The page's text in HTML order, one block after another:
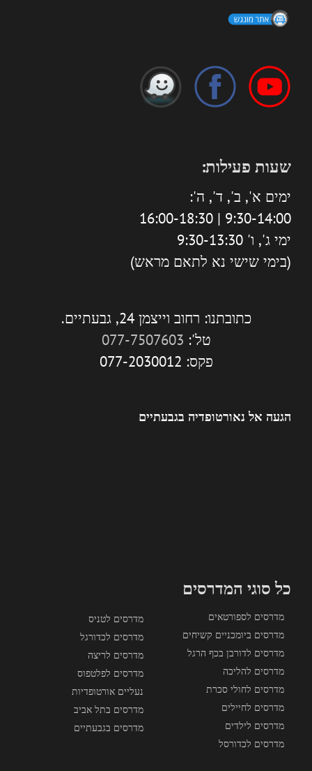
שעות פעילות:
ימים א', ב', ד', ה':
9:30-14:00 | 16:00-18:30
ימי ג', ו' 9:30-13:30
(בימי שישי נא לתאם מראש)
כתובתנו: רחוב וייצמן 24, גבעתיים.
טל': 077-7507603
פקס: 077-2030012
הגעה אל נאורטופדיה בגבעתיים
כל סוגי המדרסים
מדרסים לספורטאים
מדרסים ביומכניים קשיחים
מדרסים לדורבן בכף הרגל
מדרסים להליכה
מדרסים לחולי סכרת
מדרסים לחיילים
מדרסים לילדים
מדרסים לכדורסל
מדרסים לטניס
מדרסים לכדורגל
מדרסים לריצה
מדרסים לפלטפוס
נעליים אורטופדיות
מדרסים בתל אביב
מדרסים בגבעתיים